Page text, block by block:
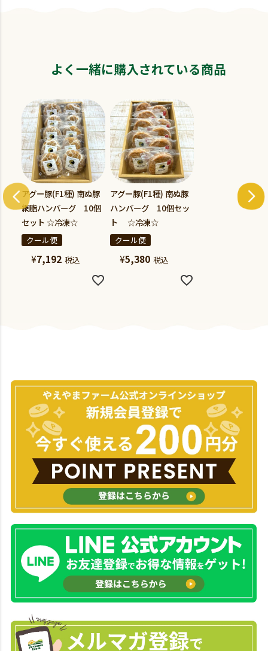
よく一緒に購入されている商品
アグー豚(F1種) 南ぬ豚
網脂ハンバーグ 10個
セット ☆冷凍☆
クール便
¥7,192 税込
アグー豚(F1種) 南ぬ豚
ハンバーグ 10個セッ
ト ☆冷凍☆
クール便
¥5,380 税込